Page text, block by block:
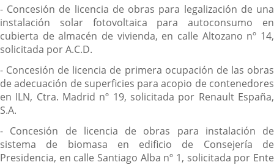
- Concesión de licencia de obras para legalización de una
instalación solar fotovoltaica para autoconsumo en
cubierta de almacén de vivienda, en calle Altozano nº 14,
solicitada por A.C.D.
- Concesión de licencia de primera ocupación de las obras
de adecuación de superficies para acopio de contenedores
en ILN, Ctra. Madrid nº 19, solicitada por Renault España,
S.A.
- Concesión de licencia de obras para instalación de
sistema de biomasa en edificio de Consejería de
Presidencia, en calle Santiago Alba nº 1, solicitada por Ente